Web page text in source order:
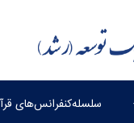
سلسله‌کنفرانس‌های